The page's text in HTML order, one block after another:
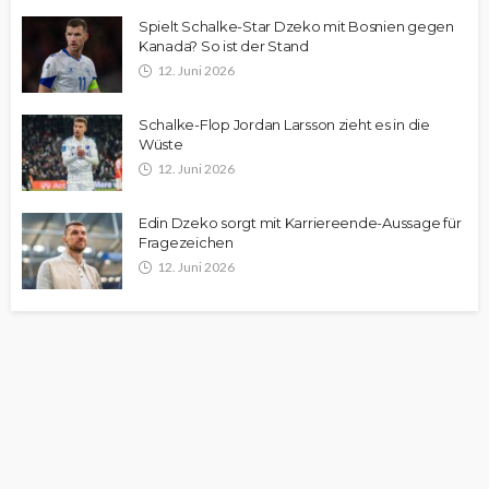
Spielt Schalke-Star Dzeko mit Bosnien gegen
Kanada? So ist der Stand
12. Juni 2026
Schalke-Flop Jordan Larsson zieht es in die
Wüste
12. Juni 2026
Edin Dzeko sorgt mit Karriereende-Aussage für
Fragezeichen
12. Juni 2026